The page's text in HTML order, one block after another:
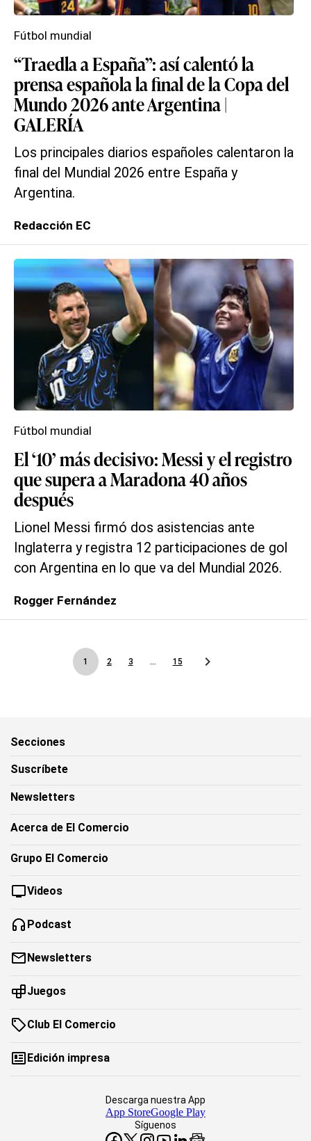
“Traedla a España”: así calentó la
prensa española la final de la Copa del
Mundo 2026 ante Argentina |
GALERÍA
Los principales diarios españoles calentaron la
final del Mundial 2026 entre España y
Argentina.
Fútbol mundial
Redacción EC
El ‘10’ más decisivo: Messi y el registro
que supera a Maradona 40 años
después
Lionel Messi firmó dos asistencias ante
Inglaterra y registra 12 participaciones de gol
con Argentina en lo que va del Mundial 2026.
Fútbol mundial
Rogger Fernández
1 2 3 ... 15
Secciones
Suscríbete
Newsletters
Acerca de El Comercio
Grupo El Comercio
Videos
Podcast
Newsletters
Juegos
Club El Comercio
Edición impresa
Síguenos
Descarga nuestra App
App StoreGoogle Play